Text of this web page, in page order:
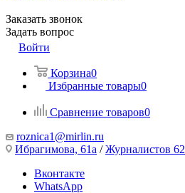
Заказать звонок
Задать вопрос
Войти
Корзина0
Избранные товары0
Сравнение товаров0
roznica1@mirlin.ru
Ибрагимова, 61а /Журналистов 62
Вконтакте
WhatsApp